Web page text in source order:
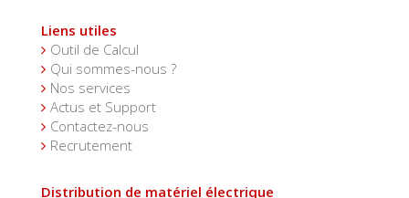
Liens utiles
Outil de Calcul
Qui sommes-nous ?
Nos services
Actus et Support
Contactez-nous
Recrutement
Distribution de matériel électrique